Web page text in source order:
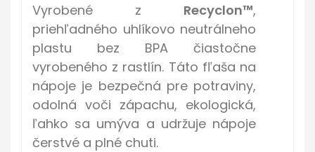
Vyrobené z Recyclon™,
priehľadného uhlíkovo neutrálneho
plastu bez BPA čiastočne
vyrobeného z rastlín. Táto fľaša na
nápoje je bezpečná pre potraviny,
odolná voči zápachu, ekologická,
ľahko sa umýva a udržuje nápoje
čerstvé a plné chuti.